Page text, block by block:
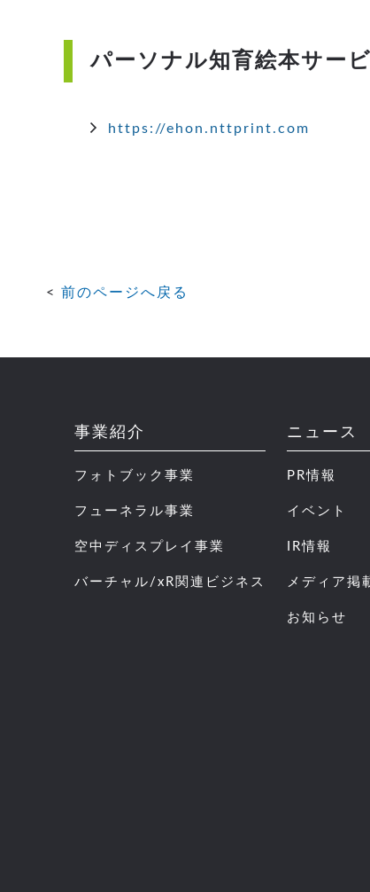
パーソナル知育絵本サー
https://ehon.nttprint.com
前のページへ戻る
事業紹介
フォトブック事業
フューネラル事業
空中ディスプレイ事業
バーチャル/xR関連ビジネス
ニュース
PR情報
イベント
IR情報
メディア掲
お知らせ